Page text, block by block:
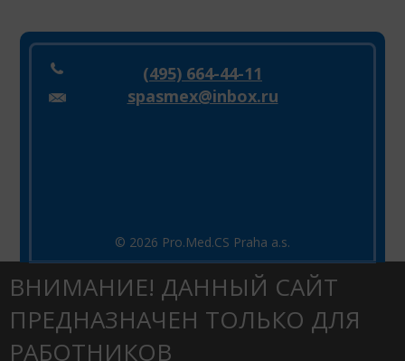
(495) 664-44-11
spasmex@inbox.ru
© 2026 Pro.Med.CS Praha a.s.
ВНИМАНИЕ! ДАННЫЙ САЙТ
ПРЕДНАЗНАЧЕН ТОЛЬКО ДЛЯ
РАБОТНИКОВ